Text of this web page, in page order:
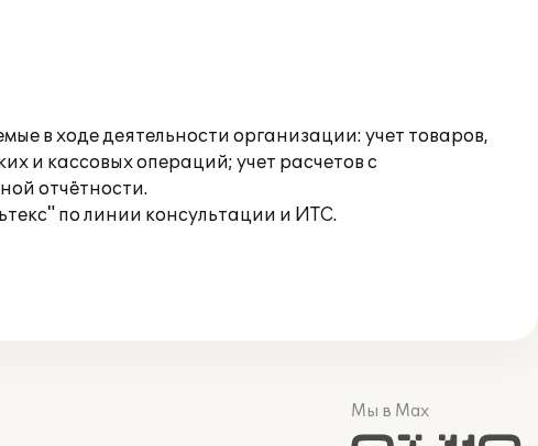
в ходе деятельности организации: учет товаров,
и кассовых операций; учет расчетов с
отчётности.
по линии консультации и ИТС.
Мы в Max